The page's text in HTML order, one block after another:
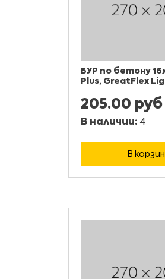
БУР по бетону
Plus, GreatFlex
205.00 руб
В наличии: 4
В